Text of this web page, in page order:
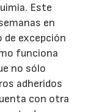
Este
en
de excepción
funciona
no sólo
adheridos
con otra